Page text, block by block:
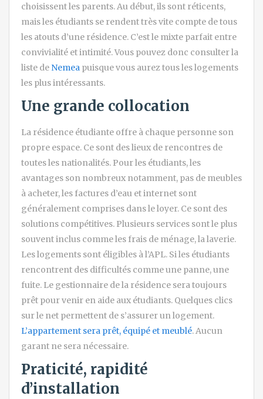
choisissent les parents. Au début, ils sont réticents,
mais les étudiants se rendent très vite compte de tous
les atouts d’une résidence. C’est le mixte parfait entre
convivialité et intimité. Vous pouvez donc consulter la
liste de Nemea puisque vous aurez tous les logements
les plus intéressants.
Une grande collocation
La résidence étudiante offre à chaque personne son
propre espace. Ce sont des lieux de rencontres de
toutes les nationalités. Pour les étudiants, les
avantages son nombreux notamment, pas de meubles
à acheter, les factures d’eau et internet sont
généralement comprises dans le loyer. Ce sont des
solutions compétitives. Plusieurs services sont le plus
souvent inclus comme les frais de ménage, la laverie.
Les logements sont éligibles à l’APL. Si les étudiants
rencontrent des difficultés comme une panne, une
fuite. Le gestionnaire de la résidence sera toujours
prêt pour venir en aide aux étudiants. Quelques clics
sur le net permettent de s’assurer un logement.
L’appartement sera prêt, équipé et meublé. Aucun
garant ne sera nécessaire.
Praticité, rapidité
d’installation